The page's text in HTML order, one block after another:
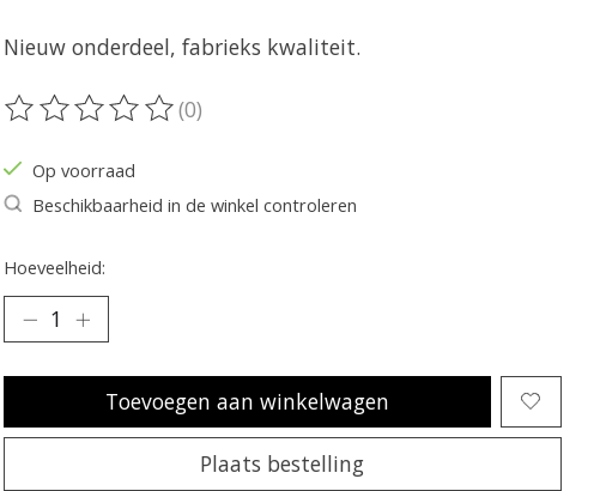
Nieuw onderdeel, fabrieks kwaliteit.
De beoordeling van dit product is
(0)
Op voorraad
Beschikbaarheid in de winkel controleren
Hoeveelheid:
Toevoegen aan winkelwagen
Plaats bestelling